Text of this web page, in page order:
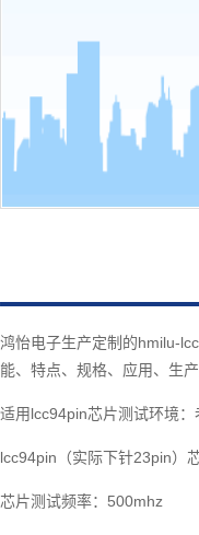
鸿怡电子生产定制的hmilu-
能、特点、规格、应用、生
适用lcc94pin芯片测试环境
lcc94pin（实际下针23pin）
芯片测试频率：500mhz